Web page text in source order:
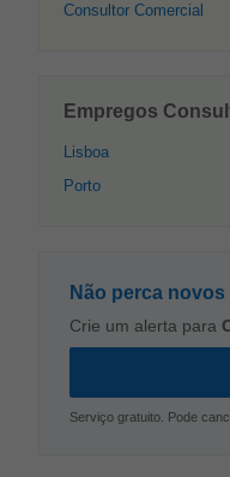
Consultor Comercial
Empregos
Lisboa
Porto
Não perca
Crie um alerta para
Serviço gratuito. Pode